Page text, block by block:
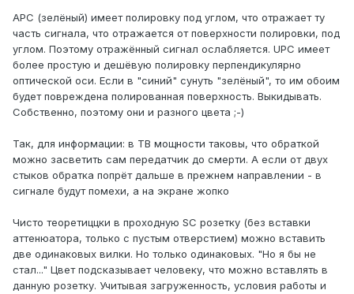
APC (зелёный) имеет полировку под углом, что отражает ту
часть сигнала, что отражается от поверхности полировки, под
углом. Поэтому отражённый сигнал ослабляется. UPC имеет
более простую и дешёвую полировку перпендикулярно
оптической оси. Если в "синий" сунуть "зелёный", то им обоим
будет повреждена полированная поверхность. Выкидывать.
Собственно, поэтому они и разного цвета ;-)
Так, для информации: в ТВ мощности таковы, что обраткой
можно засветить сам передатчик до смерти. А если от двух
стыков обратка попрёт дальше в прежнем направлении - в
сигнале будут помехи, а на экране жопко
Чисто теоретиццки в проходную SC розетку (без вставки
аттенюатора, только с пустым отверстием) можно вставить
две одинаковых вилки. Но только одинаковых. "Но я бы не
стал..." Цвет подсказывает человеку, что можно вставлять в
данную розетку. Учитывая загруженность, условия работы и